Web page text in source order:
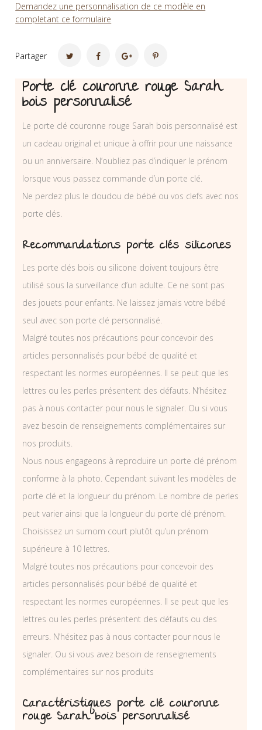
Demandez une personnalisation de ce modèle en
completant ce formulaire
Partager
Porte clé couronne rouge Sarah
bois personnalisé
Le porte clé couronne rouge Sarah bois personnalisé est
un cadeau original et unique à offrir pour une naissance
ou un anniversaire. N’oubliez pas d’indiquer le prénom
lorsque vous passez commande d’un porte clé.
Ne perdez plus le doudou de bébé ou vos clefs avec nos
porte clés.
Recommandations porte clés silicones
Les porte clés bois ou silicone doivent toujours être
utilisé sous la surveillance d’un adulte. Ce ne sont pas
des jouets pour enfants. Ne laissez jamais votre bébé
seul avec son porte clé personnalisé.
Malgré toutes nos précautions pour concevoir des
articles personnalisés pour bébé de qualité et
respectant les normes européennes. Il se peut que les
lettres ou les perles présentent des défauts. N’hésitez
pas à nous contacter pour nous le signaler. Ou si vous
avez besoin de renseignements complémentaires sur
nos produits.
Nous nous engageons à reproduire un porte clé prénom
conforme à la photo. Cependant suivant les modèles de
porte clé et la longueur du prénom. Le nombre de perles
peut varier ainsi que la longueur du porte clé prénom.
Choisissez un surnom court plutôt qu’un prénom
supérieure à 10 lettres.
Malgré toutes nos précautions pour concevoir des
articles personnalisés pour bébé de qualité et
respectant les normes européennes. Il se peut que les
lettres ou les perles présentent des défauts ou des
erreurs. N’hésitez pas à nous contacter pour nous le
signaler. Ou si vous avez besoin de renseignements
complémentaires sur nos produits
Caractéristiques porte clé couronne
rouge Sarah bois personnalisé